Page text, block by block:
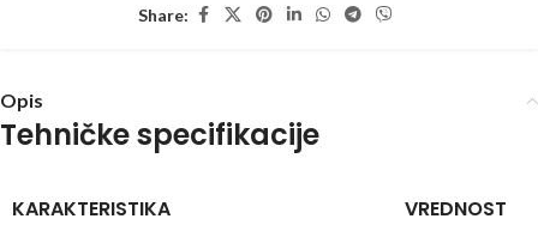
Share:
Opis
Tehničke specifikacije
KARAKTERISTIKA VREDNOST